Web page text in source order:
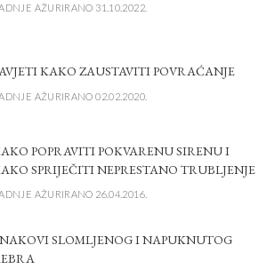
AŽURIRANO 31.10.2022.
KAKO ZAUSTAVITI POVRAĆANJE
AŽURIRANO 02.02.2020.
POPRAVITI POKVARENU SIRENU I
SPRIJEČITI NEPRESTANO TRUBLJENJE
AŽURIRANO 26.04.2016.
SLOMLJENOG I NAPUKNUTOG